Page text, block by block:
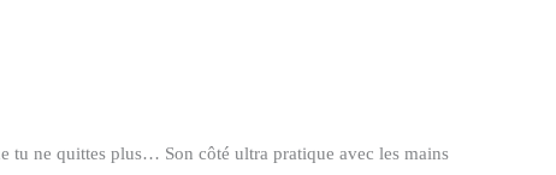
tu ne quittes plus… Son côté ultra pratique avec les mains